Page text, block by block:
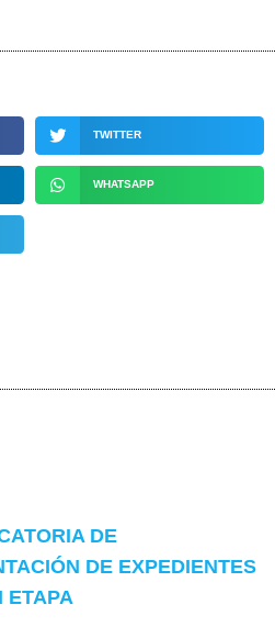
TWITTER
WHATSAPP
DE
DE EXPEDIENTES
ETAPA